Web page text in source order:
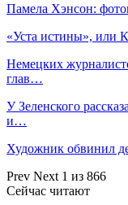
Памела Хэнсон:
«Уста истины», или
Немецких
глав…
У Зеленского
и…
Художник обвинил
Prev Next 1 из 866
Сейчас читают